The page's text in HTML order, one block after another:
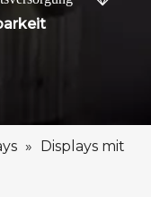
» Displays mit